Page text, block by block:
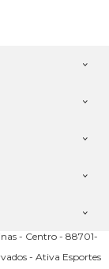
- Centro - 88701-
- Ativa Esportes